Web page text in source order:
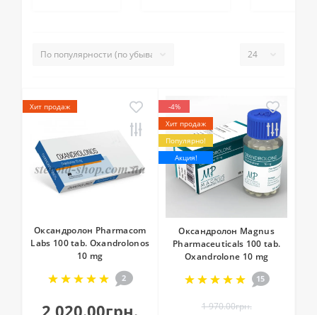
Хит продаж
Оксандролон Pharmacom
Labs 100 tab. Oxandrolonos
10 mg
2
2 020.00грн.
-4%
Хит продаж
Популярно!
Акция!
Оксандролон Magnus
Pharmaceuticals 100 tab.
Oxandrolone 10 mg
15
1 970.00грн.